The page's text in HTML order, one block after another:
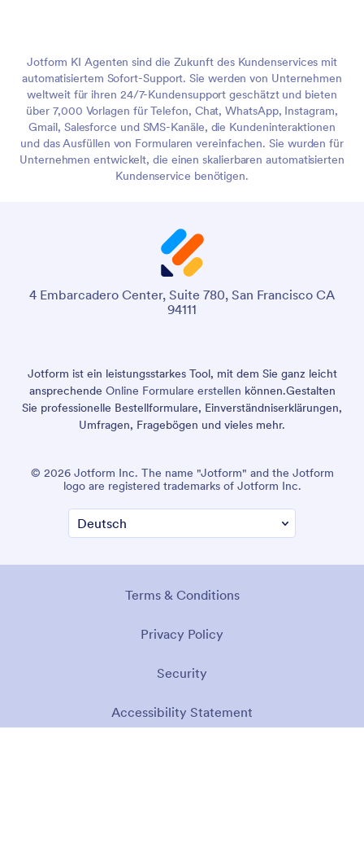
Jotform KI Agenten sind die Zukunft des Kundenservices mit
automatisiertem Sofort-Support. Sie werden von Unternehmen
weltweit für ihren 24/7-Kundensupport geschätzt und bieten
über 7,000 Vorlagen für Telefon, Chat, WhatsApp, Instagram,
Gmail, Salesforce und SMS-Kanäle, die Kundeninteraktionen
und das Ausfüllen von Formularen vereinfachen. Sie wurden für
Unternehmen entwickelt, die einen skalierbaren automatisierten
Kundenservice benötigen.
4 Embarcadero Center, Suite 780, San Francisco CA
94111
Jotform ist ein leistungsstarkes Tool, mit dem Sie ganz leicht
ansprechende Online Formulare erstellen können.Gestalten
Sie professionelle Bestellformulare, Einverständniserklärungen,
Umfragen, Fragebögen und vieles mehr.
© 2026 Jotform Inc. The name "Jotform" and the Jotform
logo are registered trademarks of Jotform Inc.
Terms & Conditions
Privacy Policy
Security
Accessibility Statement